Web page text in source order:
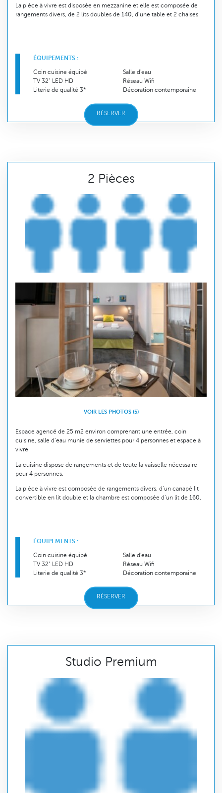
La pièce à vivre est disposée en mezzanine et elle est composée de
rangements divers, de 2 lits doubles de 140, d’une table et 2 chaises.
ÉQUIPEMENTS :
Coin cuisine équipé
TV 32" LED HD
Literie de qualité 3*
Salle d'eau
Réseau Wifi
Décoration contemporaine
RÉSERVER
2 Pièces
VOIR LES PHOTOS (5)
Espace agencé de 25 m2 environ comprenant une entrée, coin
cuisine, salle d’eau munie de serviettes pour 4 personnes et espace à
vivre.
La cuisine dispose de rangements et de toute la vaisselle nécessaire
pour 4 personnes.
La pièce à vivre est composée de rangements divers, d’un canapé lit
convertible en lit double et la chambre est composée d’un lit de 160.
ÉQUIPEMENTS :
Coin cuisine équipé
TV 32" LED HD
Literie de qualité 3*
Salle d'eau
Réseau Wifi
Décoration contemporaine
RÉSERVER
Studio Premium